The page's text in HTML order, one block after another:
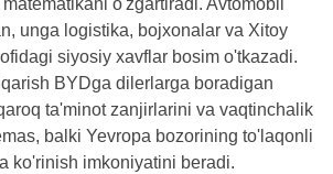
o'zgartiradi. Avtomobil
unga logistika, bojxonalar va Xitoy
siyosiy xavflar bosim o'tkazadi.
BYDga dilerlarga boradigan
ta'minot zanjirlarini va vaqtinchalik
balki Yevropa bozorining to'laqonli
ko'rinish imkoniyatini beradi.